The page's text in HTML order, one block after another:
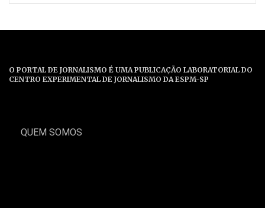
O PORTAL DE JORNALISMO É UMA PUBLICAÇÃO LABORATORIAL DO
CENTRO EXPERIMENTAL DE JORNALISMO DA ESPM-SP
QUEM SOMOS